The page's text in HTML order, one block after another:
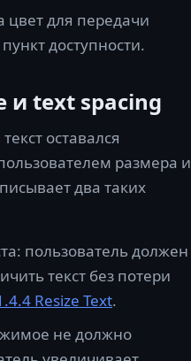
цвет для передачи
доступности.
и text spacing
оставался
размера и
два таких
пользователь должен
текст без потери
Resize Text.
не должно